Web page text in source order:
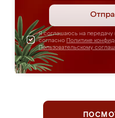
Я соглашаюсь на передачу
согласно Политике
Пользовательскому